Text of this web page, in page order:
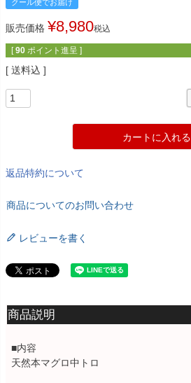
クール便でお届け
販売価格 ¥8,980税込
[ 90 ポイント進呈 ]
送料込
カートに入れる
返品特約について
商品についてのお問い合わせ
レビューを書く
商品説明
■内容
天然本マグロ中トロ